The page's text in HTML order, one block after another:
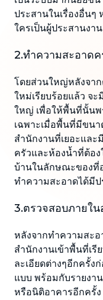
ประสานในเรื่องอื่น
ใครเป็นผู้ประสานงาน
2.ทำความสะอาด
โดยส่วนใหญ่หลังจาก
ใหม่เรียบร้อยแล้ว จ
ใหญ่ เพื่อให้พื้นที่นั้นพ
เฉพาะเมื่อพื้นที่มีขน
สำนักงานที่เยอะและ
ครัวและห้องน้ำที่ต้อ
บ้านในลักษณะของที่
ทำความสะอาดได้มี
3.ตรวจสอบภายใ
หลังจากทำความสะ
สำนักงานเข้าพื้นที่เรี
ละเอียดต่างๆอีกครั้ง
แบบ พร้อมกับรายงา
หรือนิติอาคารอีกครั้